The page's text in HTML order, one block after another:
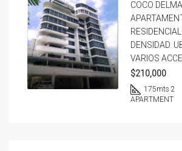
COCO
DENSIDAD.
VARIOS
$210,000
175mts 2
APARTMENT